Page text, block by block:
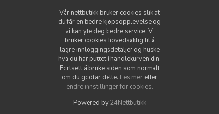
Vår nettbutikk bruker cookies slik at
du får en bedre kjøpsopplevelse og
vi kan yte deg bedre service. Vi
bruker cookies hovedsaklig til å
lagre innloggingsdetaljer og huske
hva du har puttet i handlekurven din.
Fortsett å bruke siden som normalt
om du godtar dette. Les mer eller
endre innstillinger for cookies.
Powered by 24Nettbutikk